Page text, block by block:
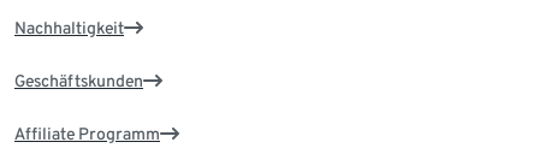
Nachhaltigkeit
Geschäftskunden
Affiliate Programm